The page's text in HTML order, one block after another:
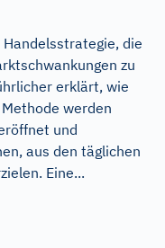
die
zu
erklärt, wie
werden
und
aus den täglichen
Eine...